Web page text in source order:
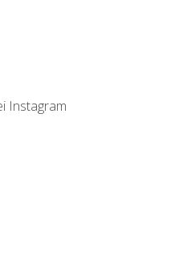
Instagram